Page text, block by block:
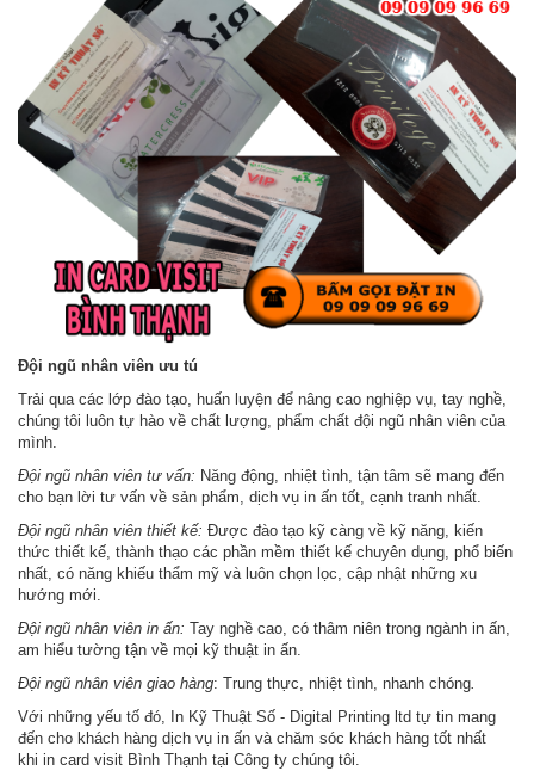
Đội ngũ nhân viên ưu tú
Trải qua các lớp đào tạo, huấn luyện để nâng cao nghiệp vụ, tay nghề,
chúng tôi luôn tự hào về chất lượng, phẩm chất đội ngũ nhân viên của
mình.
Đội ngũ nhân viên tư vấn: Năng động, nhiệt tình, tận tâm sẽ mang đến
cho bạn lời tư vấn về sản phẩm, dịch vụ in ấn tốt, cạnh tranh nhất.
Đội ngũ nhân viên thiết kế: Được đào tạo kỹ càng về kỹ năng, kiến
thức thiết kế, thành thạo các phần mềm thiết kế chuyên dụng, phổ biến
nhất, có năng khiếu thẩm mỹ và luôn chọn lọc, cập nhật những xu
hướng mới.
Đội ngũ nhân viên in ấn: Tay nghề cao, có thâm niên trong ngành in ấn,
am hiểu tường tận về mọi kỹ thuật in ấn.
Đội ngũ nhân viên giao hàng: Trung thực, nhiệt tình, nhanh chóng.
Với những yếu tố đó, In Kỹ Thuật Số - Digital Printing ltd tự tin mang
đến cho khách hàng dịch vụ in ấn và chăm sóc khách hàng tốt nhất
khi in card visit Bình Thạnh tại Công ty chúng tôi.